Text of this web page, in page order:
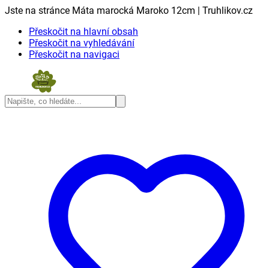
Jste na stránce Máta marocká Maroko 12cm | Truhlikov.cz
Přeskočit na hlavní obsah
Přeskočit na vyhledávání
Přeskočit na navigaci